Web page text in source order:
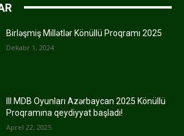
Birləşmiş Millətlər Könüllü Proqramı 2025
Dekabr 1, 2024
III MDB Oyunları Azərbaycan 2025 Könüllü
Proqramına qeydiyyat başladı!
Aprel 22, 2025